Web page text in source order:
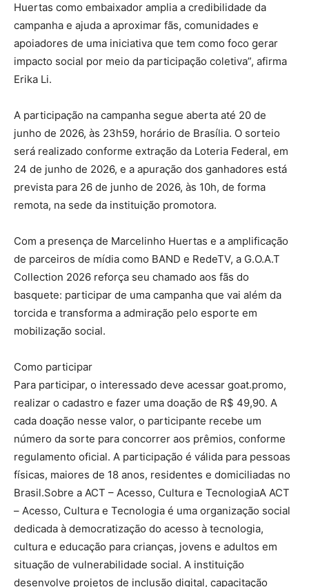
Huertas como embaixador amplia a credibilidade da
campanha e ajuda a aproximar fãs, comunidades e
apoiadores de uma iniciativa que tem como foco gerar
impacto social por meio da participação coletiva”, afirma
Erika Li.
A participação na campanha segue aberta até 20 de
junho de 2026, às 23h59, horário de Brasília. O sorteio
será realizado conforme extração da Loteria Federal, em
24 de junho de 2026, e a apuração dos ganhadores está
prevista para 26 de junho de 2026, às 10h, de forma
remota, na sede da instituição promotora.
Com a presença de Marcelinho Huertas e a amplificação
de parceiros de mídia como BAND e RedeTV, a G.O.A.T
Collection 2026 reforça seu chamado aos fãs do
basquete: participar de uma campanha que vai além da
torcida e transforma a admiração pelo esporte em
mobilização social.
Como participar
Para participar, o interessado deve acessar goat.promo,
realizar o cadastro e fazer uma doação de R$ 49,90. A
cada doação nesse valor, o participante recebe um
número da sorte para concorrer aos prêmios, conforme
regulamento oficial. A participação é válida para pessoas
físicas, maiores de 18 anos, residentes e domiciliadas no
Brasil.Sobre a ACT – Acesso, Cultura e TecnologiaA ACT
– Acesso, Cultura e Tecnologia é uma organização social
dedicada à democratização do acesso à tecnologia,
cultura e educação para crianças, jovens e adultos em
situação de vulnerabilidade social. A instituição
desenvolve projetos de inclusão digital, capacitação